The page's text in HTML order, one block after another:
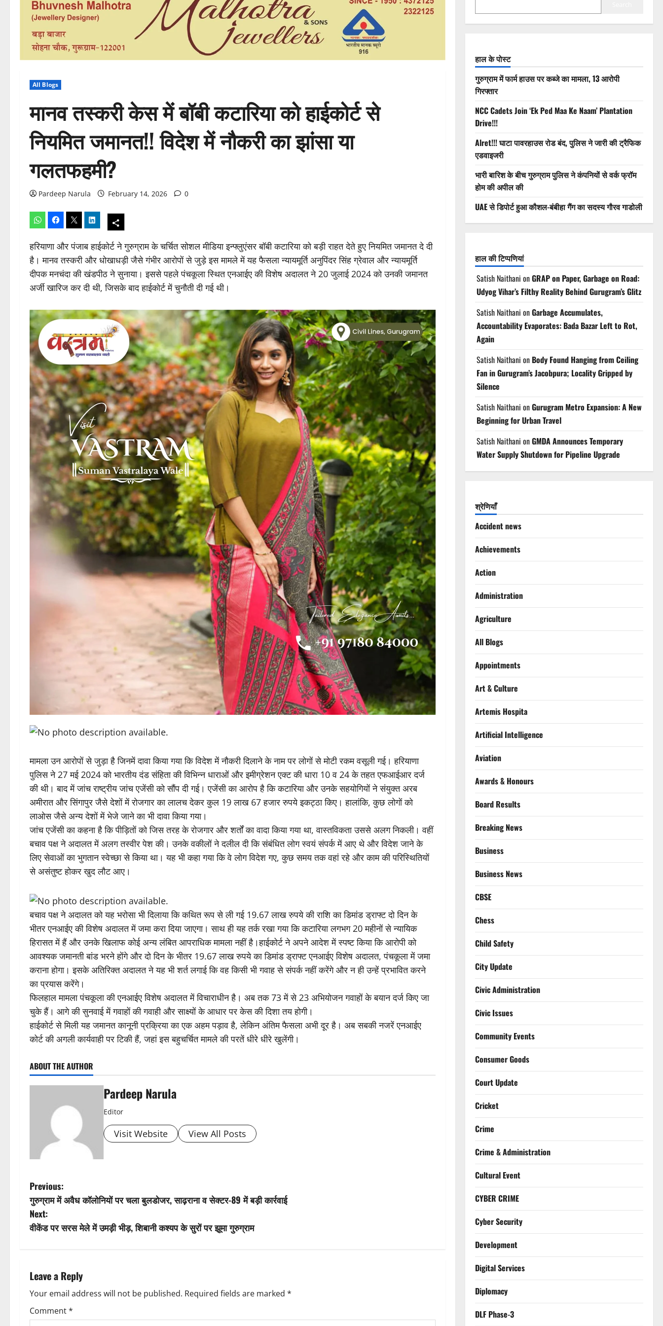
All Blogs
मानव तस्करी केस में बॉबी कटारिया को हाईकोर्ट से
नियमित जमानत!! विदेश में नौकरी का झांसा या
गलतफहमी?
Pardeep Narula February 14, 2026 0
हरियाणा और पंजाब हाईकोर्ट ने गुरुग्राम के चर्चित सोशल मीडिया इन्फ्लुएंसर बॉबी कटारिया को बड़ी राहत देते हुए नियमित जमानत दे दी
है। मानव तस्करी और धोखाधड़ी जैसे गंभीर आरोपों से जुड़े इस मामले में यह फैसला न्यायमूर्ति अनुपिंदर सिंह ग्रेवाल और न्यायमूर्ति
दीपक मनचंदा की खंडपीठ ने सुनाया। इससे पहले पंचकूला स्थित एनआईए की विशेष अदालत ने 20 जुलाई 2024 को उनकी जमानत
अर्जी खारिज कर दी थी, जिसके बाद हाईकोर्ट में चुनौती दी गई थी।
मामला उन आरोपों से जुड़ा है जिनमें दावा किया गया कि विदेश में नौकरी दिलाने के नाम पर लोगों से मोटी रकम वसूली गई। हरियाणा
पुलिस ने 27 मई 2024 को भारतीय दंड संहिता की विभिन्न धाराओं और इमीग्रेशन एक्ट की धारा 10 व 24 के तहत एफआईआर दर्ज
की थी। बाद में जांच राष्ट्रीय जांच एजेंसी को सौंप दी गई। एजेंसी का आरोप है कि कटारिया और उनके सहयोगियों ने संयुक्त अरब
अमीरात और सिंगापुर जैसे देशों में रोजगार का लालच देकर कुल 19 लाख 67 हजार रुपये इकट्ठा किए। हालांकि, कुछ लोगों को
लाओस जैसे अन्य देशों में भेजे जाने का भी दावा किया गया।
जांच एजेंसी का कहना है कि पीड़ितों को जिस तरह के रोजगार और शर्तों का वादा किया गया था, वास्तविकता उससे अलग निकली। वहीं
बचाव पक्ष ने अदालत में अलग तस्वीर पेश की। उनके वकीलों ने दलील दी कि संबंधित लोग स्वयं संपर्क में आए थे और विदेश जाने के
लिए सेवाओं का भुगतान स्वेच्छा से किया था। यह भी कहा गया कि वे लोग विदेश गए, कुछ समय तक वहां रहे और काम की परिस्थितियों
से असंतुष्ट होकर खुद लौट आए।
बचाव पक्ष ने अदालत को यह भरोसा भी दिलाया कि कथित रूप से ली गई 19.67 लाख रुपये की राशि का डिमांड ड्राफ्ट दो दिन के
भीतर एनआईए की विशेष अदालत में जमा करा दिया जाएगा। साथ ही यह तर्क रखा गया कि कटारिया लगभग 20 महीनों से न्यायिक
हिरासत में हैं और उनके खिलाफ कोई अन्य लंबित आपराधिक मामला नहीं है।हाईकोर्ट ने अपने आदेश में स्पष्ट किया कि आरोपी को
आवश्यक जमानती बांड भरने होंगे और दो दिन के भीतर 19.67 लाख रुपये का डिमांड ड्राफ्ट एनआईए विशेष अदालत, पंचकूला में जमा
कराना होगा। इसके अतिरिक्त अदालत ने यह भी शर्त लगाई कि वह किसी भी गवाह से संपर्क नहीं करेंगे और न ही उन्हें प्रभावित करने
का प्रयास करेंगे।
फिलहाल मामला पंचकूला की एनआईए विशेष अदालत में विचाराधीन है। अब तक 73 में से 23 अभियोजन गवाहों के बयान दर्ज किए जा
चुके हैं। आगे की सुनवाई में गवाहों की गवाही और साक्ष्यों के आधार पर केस की दिशा तय होगी।
हाईकोर्ट से मिली यह जमानत कानूनी प्रक्रिया का एक अहम पड़ाव है, लेकिन अंतिम फैसला अभी दूर है। अब सबकी नजरें एनआईए
कोर्ट की अगली कार्यवाही पर टिकी हैं, जहां इस बहुचर्चित मामले की परतें धीरे धीरे खुलेंगी।
ABOUT THE AUTHOR
Pardeep Narula
Editor
Visit Website View All Posts
P
o
s
n
a
v
Previous:
गुरुग्राम में अवैध कॉलोनियों पर चला बुलडोजर, साढ़राना व सेक्टर-89 में बड़ी कार्रवाई
Next:
वीकेंड पर सरस मेले में उमड़ी भीड़, शिबानी कश्यप के सुरों पर झूमा गुरुग्राम
Leave a Reply
Your email address will not be published. Required fields are marked *
Comment*
हाल के पोस्ट
गुरुग्राम में फार्म हाउस पर कब्जे का मामला, 13 आरोपी
गिरफ्तार
NCC Cadets Join ‘Ek Ped Maa Ke Naam’ Plantation
Drive!!!
Alret!!! घाटा पावरहाउस रोड बंद, पुलिस ने जारी की ट्रैफिक
एडवाइजरी
भारी बारिश के बीच गुरुग्राम पुलिस ने कंपनियों से वर्क फ्रॉम
होम की अपील की
UAE से डिपोर्ट हुआ कौशल-बंबीहा गैंग का सदस्य गौरव गाडोली
हाल की टिप्पणियां
Satish Naithani onGRAP on Paper, Garbage on Road:
Udyog Vihar’s Filthy Reality Behind Gurugram’s Glitz
Satish Naithani onGarbage Accumulates,
Accountability Evaporates: Bada Bazar Left to Rot,
Again
Satish Naithani on Body Found Hanging from Ceiling
Fan in Gurugram’s Jacobpura; Locality Gripped by
Silence
Satish Naithani onGurugram Metro Expansion: A New
Beginning for Urban Travel
Satish Naithani onGMDA Announces Temporary
Water Supply Shutdown for Pipeline Upgrade
श्रेणियाँ
Accident news
Achievements
Action
Administration
Agriculture
All Blogs
Appointments
Art & Culture
Artemis Hospita
Artificial Intelligence
Aviation
Awards & Honours
Board Results
Breaking News
Business
Business News
CBSE
Chess
Child Safety
City Update
Civic Administration
Civic Issues
Community Events
Consumer Goods
Court Update
Cricket
Crime
Crime & Administration
Cultural Event
CYBER CRIME
Cyber Security
Development
Digital Services
Diplomacy
DLF Phase-3